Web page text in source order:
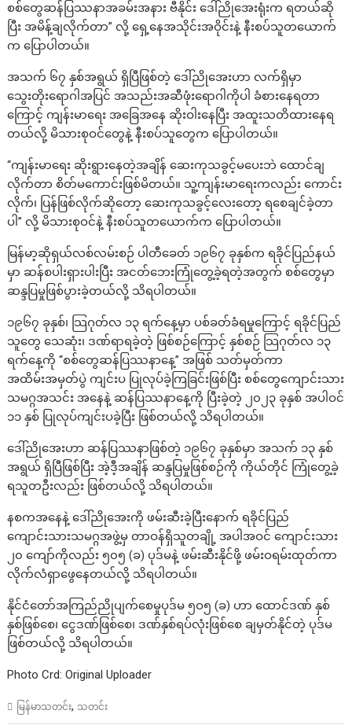
စစ်တွေဆန်ပြဿနာအခမ်းအနား ဗီနိုင်း ဒေါ်ညိုအေးရုံးက ရတယ်ဆို
ပြီး အမိန့်ချလိုက်တာ” လို့ ရှေ့နေအသိုင်းအဝိုင်းနဲ့ နီးစပ်သူတယောက်
က ပြောပါတယ်။
အသက် ၆၇ နှစ်အရွယ် ရှိပြီဖြစ်တဲ့ ဒေါ်ညိုအေးဟာ လက်ရှိမှာ
သွေးတိုးရောဂါအပြင် အသည်းအဆီဖုံးရောဂါကိုပါ ခံစားနေရတာ
ကြောင့် ကျန်းမာရေး အခြေအနေ ဆိုးဝါးနေပြီး အထူးသတိထားနေရ
တယ်လို့ မိသားစုဝင်တွေနဲ့ နီးစပ်သူတွေက ပြောပါတယ်။
“ကျန်းမာရေး ဆိုးရွားနေတဲ့အချိန် ဆေးကုသခွင့်မပေးဘဲ ထောင်ချ
လိုက်တာ စိတ်မကောင်းဖြစ်မိတယ်။ သူ့ကျန်းမာရေးကလည်း ကောင်း
လိုက်၊ ပြန်ဖြစ်လိုက်ဆိုတော့ ဆေးကုသခွင့်လေးတော့ ရစေချင်ခဲ့တာ
ပါ” လို့ မိသားစုဝင်နဲ့ နီးစပ်သူတယောက်က ပြောပါတယ်။
မြန်မာ့ဆိုရှယ်လစ်လမ်းစဉ် ပါတီခေတ် ၁၉၆၇ ခုနှစ်က ရခိုင်ပြည်နယ်
မှာ ဆန်စပါးရှားပါးပြီး အငတ်ဘေးကြုံတွေ့ခဲ့ရတဲ့အတွက် စစ်တွေမှာ
ဆန္ဒပြမှုဖြစ်ပွားခဲ့တယ်လို့ သိရပါတယ်။
၁၉၆၇ ခုနှစ်၊ သြဂုတ်လ ၁၃ ရက်နေ့မှာ ပစ်ခတ်ခံရမှုကြောင့် ရခိုင်ပြည်
သူတွေ သေဆုံး၊ ဒဏ်ရာရခဲ့တဲ့ ဖြစ်စဉ်ကြောင့် နှစ်စဉ် သြဂုတ်လ ၁၃
ရက်နေ့ကို “စစ်တွေဆန်ပြဿနာနေ့” အဖြစ် သတ်မှတ်ကာ
အထိမ်းအမှတ်ပွဲ ကျင်းပ ပြုလုပ်ခဲ့ကြခြင်းဖြစ်ပြီး စစ်တွေကျောင်းသား
သမဂ္ဂအသင်း အနေနဲ့ ဆန်ပြဿနာနေ့ကို ပြီးခဲ့တဲ့ ၂၀၂၃ ခုနှစ် အပါဝင်
၁၁ နှစ် ပြုလုပ်ကျင်းပခဲ့ပြီး ဖြစ်တယ်လို့ သိရပါတယ်။
ဒေါ်ညိုအေးဟာ ဆန်ပြဿနာဖြစ်တဲ့ ၁၉၆၇ ခုနှစ်မှာ အသက် ၁၃ နှစ်
အရွယ် ရှိပြီဖြစ်ပြီး အဲ့ဒီ့အချိန် ဆန္ဒပြမှုဖြစ်စဉ်ကို ကိုယ်တိုင် ကြုံတွေ့ခဲ့
ရသူတဦးလည်း ဖြစ်တယ်လို့ သိရပါတယ်။
နစကအနေနဲ့ ဒေါ်ညိုအေးကို ဖမ်းဆီးခဲ့ပြီးနောက် ရခိုင်ပြည်
ကျောင်းသားသမဂ္ဂအဖွဲ့မှ တာဝန်ရှိသူတချို့ အပါအဝင် ကျောင်းသား
၂၀ ကျော်ကိုလည်း ၅၀၅ (ခ) ပုဒ်မနဲ့ ဖမ်းဆီးနိုင်ဖို့ ဖမ်းဝရမ်းထုတ်ကာ
လိုက်လံရှာဖွေနေတယ်လို့ သိရပါတယ်။
နိုင်ငံတော်အကြည်ညိုပျက်စေမှုပုဒ်မ ၅ဝ၅ (ခ) ဟာ ထောင်ဒဏ် နှစ်
နှစ်ဖြစ်စေ၊ ငွေဒဏ်ဖြစ်စေ၊ ဒဏ်နှစ်ရပ်လုံးဖြစ်စေ ချမှတ်နိုင်တဲ့ ပုဒ်မ
ဖြစ်တယ်လို့ သိရပါတယ်။
Photo Crd: Original Uploader
မြန်မာသတင်း, သတင်း